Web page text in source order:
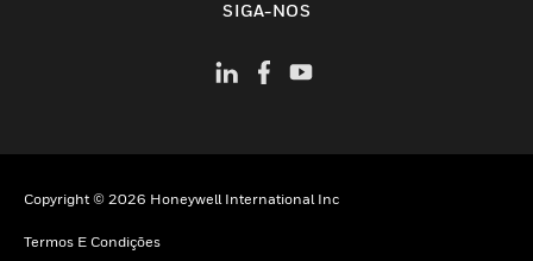
SIGA-NOS
Copyright © 2026 Honeywell International Inc
Termos E Condições